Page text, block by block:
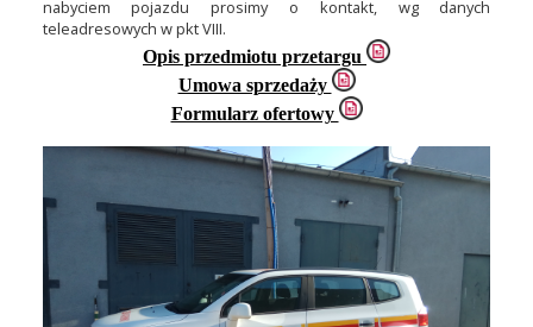
nabyciem pojazdu prosimy o kontakt, wg danych
teleadresowych w pkt VIII.
Opis przedmiotu przetargu
Umowa sprzedaży
Formularz ofertowy